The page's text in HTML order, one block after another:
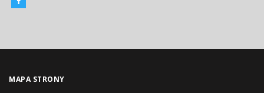
MAPA STRONY